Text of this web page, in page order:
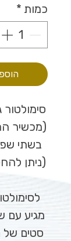
כמות *
בשתי
(ניתן
סטים של